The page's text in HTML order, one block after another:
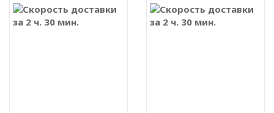
за 2 ч. 30 мин.
за 2 ч. 30 мин.